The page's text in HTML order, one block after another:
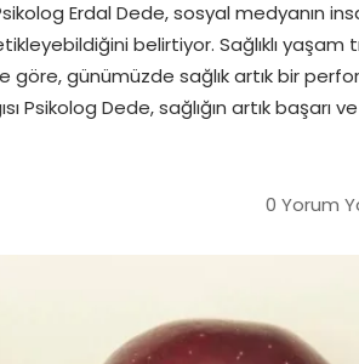
Erdal Dede, sosyal medyanın
belirtiyor. Sağlıklı
göre, günümüzde sağlık artık bir
Psikolog Dede, sağlığın artık başarı
0 Yorum